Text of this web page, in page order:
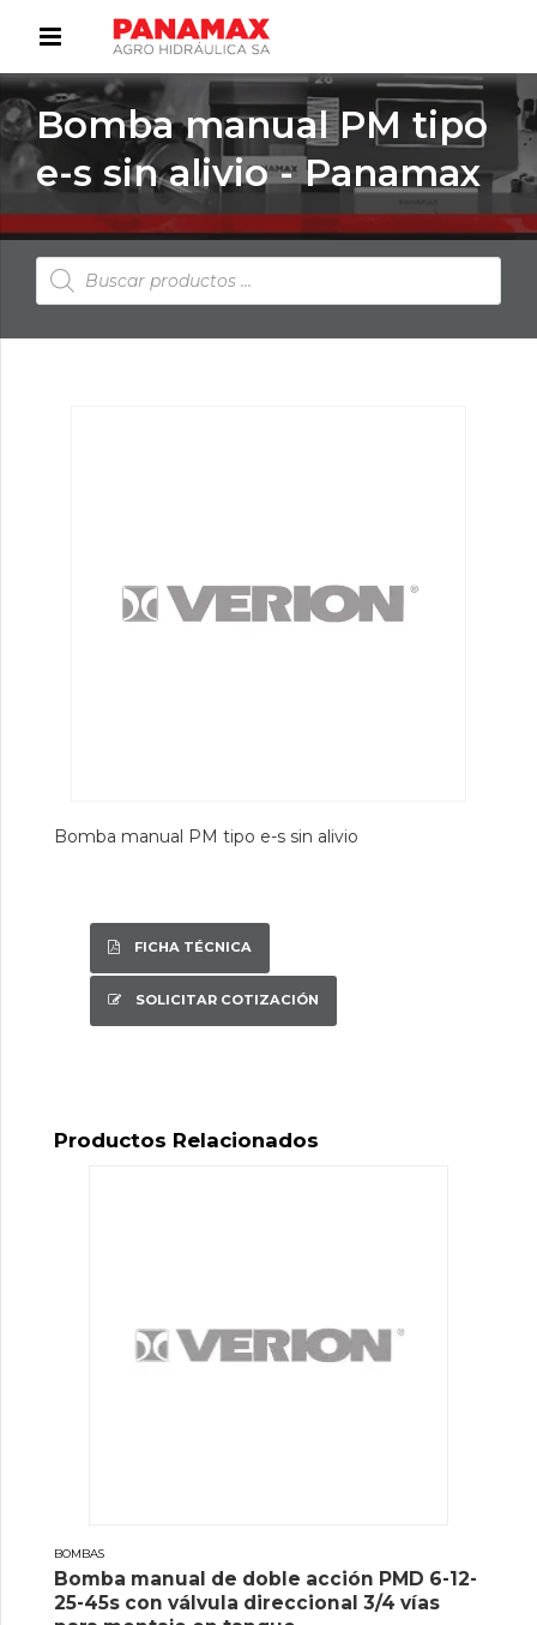
Bomba manual PM tipo
e-s sin alivio - Panamax
Búsqueda
de
Bomba manual PM tipo e-s sin alivio
FICHA TÉCNICA
SOLICITAR COTIZACIÓN
Productos Relacionados
BOMBAS
Bomba manual de doble acción PMD 6-12-
25-45s con válvula direccional 3/4 vías